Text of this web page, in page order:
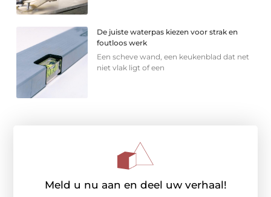
De juiste waterpas kiezen voor strak en
foutloos werk
Een scheve wand, een keukenblad dat net
niet vlak ligt of een
Meld u nu aan en deel uw verhaal!